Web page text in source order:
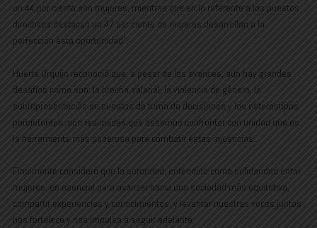
un 44 por ciento son mujeres, mientras que en lo referente a los puestos
directivos destacan un 47 por ciento de mujeres desarrollan a la
perfección esta oportunidad”.
Huerta Urquijo reconoció que, a pesar de los avances, aún hay grandes
desafíos como son: la brecha salarial, la violencia de género, la
subrepresentación en puestos de toma de decisiones y los estereotipos
persistentes, son realidades que debemos confrontar con unidad que es
la herramienta más poderosa para combatir estas injusticias.
Finalmente consideró que la sororidad, entendida como solidaridad entre
mujeres, es esencial para avanzar hacia una sociedad más equitativa,
compartir experiencias y conocimientos, y levantar nuestras voces juntas
nos fortalece y nos impulsa a seguir adelante.